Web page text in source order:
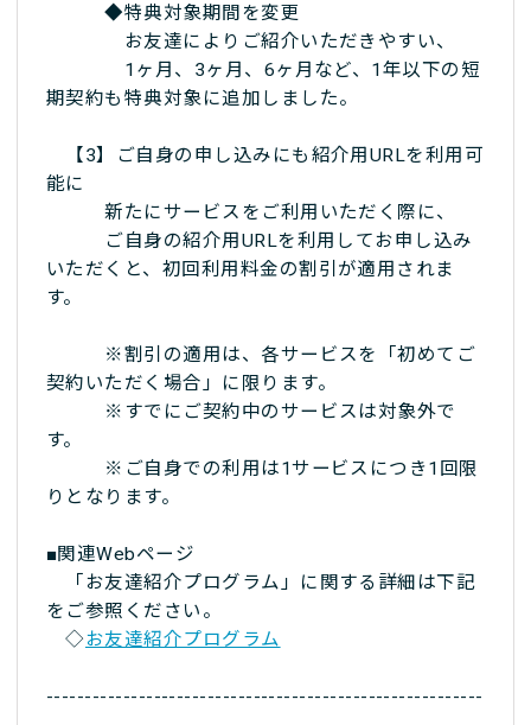
◆特典対象期間を変更
お友達によりご紹介いただきやすい、
1ヶ月、3ヶ月、6ヶ月など、1年以下の短
期契約も特典対象に追加しました。
【3】ご自身の申し込みにも紹介用URLを利用可
能に
新たにサービスをご利用いただく際に、
ご自身の紹介用URLを利用してお申し込み
いただくと、初回利用料金の割引が適用されま
す。
※割引の適用は、各サービスを「初めてご
契約いただく場合」に限ります。
※すでにご契約中のサービスは対象外で
す。
※ご自身での利用は1サービスにつき1回限
りとなります。
■関連Webページ
「お友達紹介プログラム」に関する詳細は下記
をご参照ください。
◇お友達紹介プログラム
---------------------------------------------------------